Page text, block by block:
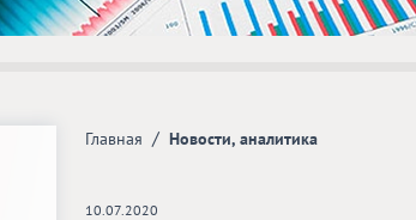
Главная / Новости, аналитика
10.07.2020